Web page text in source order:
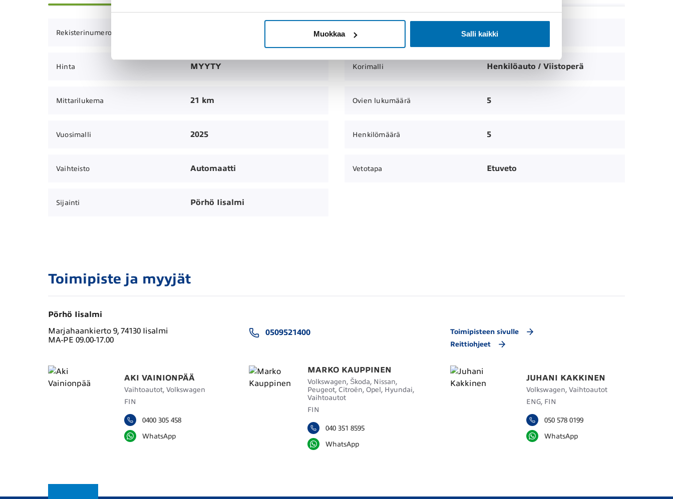
Muokkaa Salli kaikki
Rekisterinumero Katsastettu -
Hinta MYYTY Korimalli Henkilöauto / Viistoperä
Mittarilukema 21 km Ovien lukumäärä 5
Vuosimalli 2025 Henkilömäärä 5
Vaihteisto Automaatti Vetotapa Etuveto
Sijainti Pörhö Iisalmi
Toimipiste ja myyjät
Pörhö Iisalmi
Marjahaankierto 9, 74130 Iisalmi
MA-PE 09.00-17.00
0509521400
Toimipisteen sivulle
Reittiohjeet
AKI VAINIONPÄÄ
Vaihtoautot, Volkswagen
FIN
0400 305 458
WhatsApp
MARKO KAUPPINEN
Volkswagen, Škoda, Nissan,
Peugeot, Citroën, Opel, Hyundai,
Vaihtoautot
FIN
040 351 8595
WhatsApp
JUHANI KAKKINEN
Volkswagen, Vaihtoautot
ENG, FIN
050 578 0199
WhatsApp